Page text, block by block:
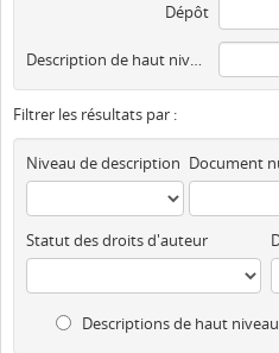
Dépôt
Description de haut niveau
Filtrer les résultats par :
Niveau de description
Statut des droits d'auteur
Descriptions de haut niveau